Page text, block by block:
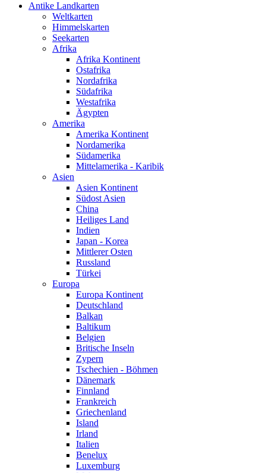
Antike Landkarten
Weltkarten
Himmelskarten
Seekarten
Afrika
Afrika Kontinent
Ostafrika
Nordafrika
Südafrika
Westafrika
Ägypten
Amerika
Amerika Kontinent
Nordamerika
Südamerika
Mittelamerika - Karibik
Asien
Asien Kontinent
Südost Asien
China
Heiliges Land
Indien
Japan - Korea
Mittlerer Osten
Russland
Türkei
Europa
Europa Kontinent
Deutschland
Balkan
Baltikum
Belgien
Britische Inseln
Zypern
Tschechien - Böhmen
Dänemark
Finnland
Frankreich
Griechenland
Island
Irland
Italien
Benelux
Luxemburg